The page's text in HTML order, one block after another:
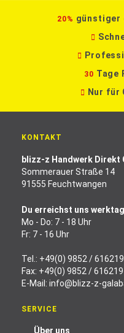
20% günstiger
30 Tage
Nur für
KONTAKT
blizz-z Handwerk Direkt
Sommerauer Straße 14
91555 Feuchtwangen
Du erreichst uns
Mo - Do: 7 - 18 Uhr
Fr: 7 - 16 Uhr
Tel.: +49(0) 9852 /
Fax: +49(0) 9852 /
E-Mail: info@blizz-z-
SERVICE
Über uns